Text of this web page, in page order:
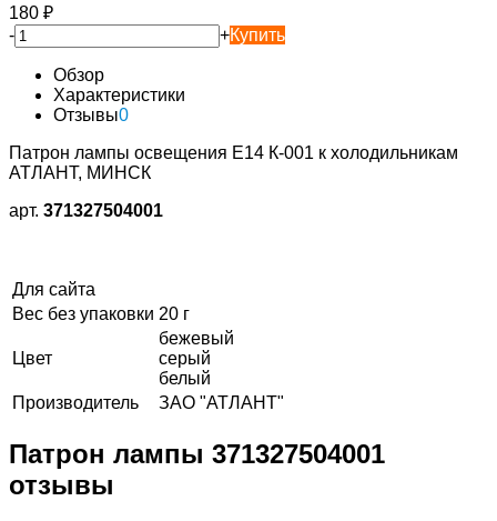
180 ₽
-
+Купить
Обзор
Характеристики
Отзывы0
Патрон лампы освещения Е14 К-001 к холодильникам
АТЛАНТ, МИНСК
арт. 371327504001
Для сайта
Вес без упаковки 20 г
Цвет
бежевый
серый
белый
Производитель
ЗАО "АТЛАНТ"
Патрон лампы 371327504001
отзывы